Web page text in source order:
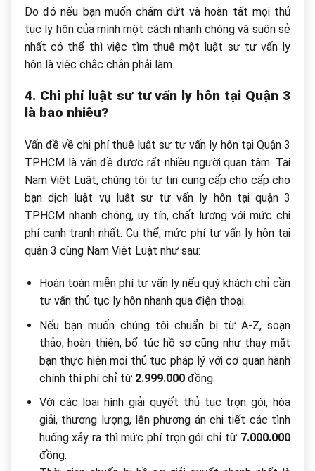
Do đó nếu bạn muốn chấm dứt và hoàn tất mọi thủ
tục ly hôn của mình một cách nhanh chóng và suôn sẻ
nhất có thể thì việc tìm thuê một luật sư tư vấn ly
hôn là việc chắc chắn phải làm.
4. Chi phí luật sư tư vấn ly hôn tại Quận 3
là bao nhiêu?
Vấn đề về chi phí thuê luật sư tư vấn ly hôn tại Quận 3
TPHCM là vấn đề được rất nhiều người quan tâm. Tại
Nam Việt Luật, chúng tôi tự tin cung cấp cho cấp cho
bạn dịch luật vụ luật sư tư vấn ly hôn tại quận 3
TPHCM nhanh chóng, uy tín, chất lượng với mức chi
phí cạnh tranh nhất. Cụ thể, mức phí tư vấn ly hôn tại
quận 3 cùng Nam Việt Luật như sau:
Hoàn toàn miễn phí tư vấn ly nếu quý khách chỉ cần
tư vấn thủ tục ly hôn nhanh qua điện thoại.
Nếu bạn muốn chúng tôi chuẩn bị từ A-Z, soạn
thảo, hoàn thiện, bổ túc hồ sơ cũng như thay mặt
bạn thực hiện mọi thủ tục pháp lý với cơ quan hành
chính thì phí chỉ từ 2.999.000đồng.
Với các loại hình giải quyết thủ tục trọn gói, hòa
giải, thương lượng, lên phương án chi tiết các tình
huống xảy ra thì mức phí trọn gói chỉ từ 7.000.000
đồng.